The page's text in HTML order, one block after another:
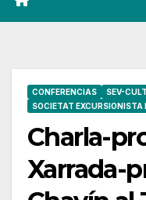
CONFERENCIAS
SEV-
SOCIETAT
Charla-
Xarrada-